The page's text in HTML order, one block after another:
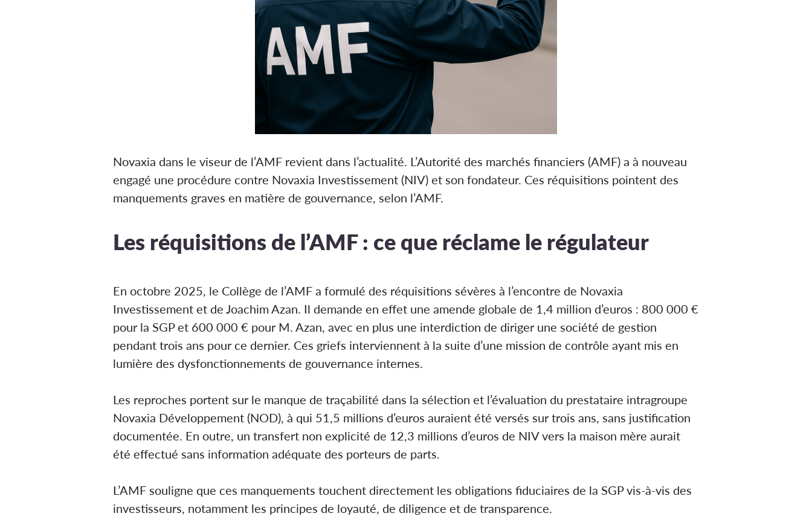
Novaxia dans le viseur de l’AMF revient dans l’actualité. L’Autorité des marchés financiers (AMF) a à nouveau
engagé une procédure contre Novaxia Investissement (NIV) et son fondateur. Ces réquisitions pointent des
manquements graves en matière de gouvernance, selon l’AMF.
Les réquisitions de l’AMF : ce que réclame le régulateur
En octobre 2025, le Collège de l’AMF a formulé des réquisitions sévères à l’encontre de Novaxia
Investissement et de Joachim Azan. Il demande en effet une amende globale de 1,4 million d’euros : 800 000 €
pour la SGP et 600 000 € pour M. Azan, avec en plus une interdiction de diriger une société de gestion
pendant trois ans pour ce dernier. Ces griefs interviennent à la suite d’une mission de contrôle ayant mis en
lumière des dysfonctionnements de gouvernance internes.
Les reproches portent sur le manque de traçabilité dans la sélection et l’évaluation du prestataire intragroupe
Novaxia Développement (NOD), à qui 51,5 millions d’euros auraient été versés sur trois ans, sans justification
documentée. En outre, un transfert non explicité de 12,3 millions d’euros de NIV vers la maison mère aurait
été effectué sans information adéquate des porteurs de parts.
L’AMF souligne que ces manquements touchent directement les obligations fiduciaires de la SGP vis-à-vis des
investisseurs, notamment les principes de loyauté, de diligence et de transparence.